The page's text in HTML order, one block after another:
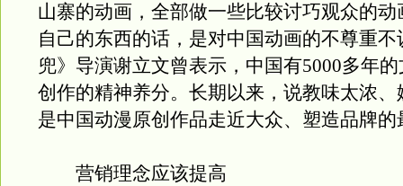
山寨的动画，全部做一些比较讨巧观众的动
自己的东西的话，是对中国动画的不尊重不
兜》导演谢立文曾表示，中国有5000多年
创作的精神养分。长期以来，说教味太浓、
是中国动漫原创作品走近大众、塑造品牌的
营销理念应该提高